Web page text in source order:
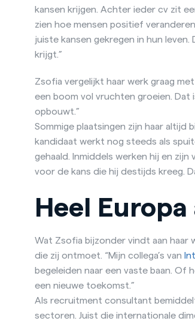
kansen krijgen. Achter ieder cv zit
zien hoe mensen positief
juiste kansen gekregen in hun
krijgt.”
Zsofia vergelijkt haar werk graag
een boom vol vruchten groeien. Dat
opbouwt.”
Sommige plaatsingen zijn haar altijd
kandidaat werkt nog steeds als
gehaald. Inmiddels werken hij en
voor de kans die hij destijds kreeg.
Heel
Wat Zsofia bijzonder vindt aan haar
die zij ontmoet. “Mijn collega’s van
begeleiden naar een vaste baan. Of
een nieuwe toekomst.”
Als recruitment consultant
sectoren. Juist die internationale